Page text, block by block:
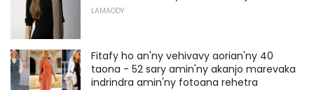
LAMAODY
Fitafy ho an'ny vehivavy aorian'ny 40
taona - 52 sary amin'ny akanjo marevaka
indrindra amin'ny fotoana rehetra